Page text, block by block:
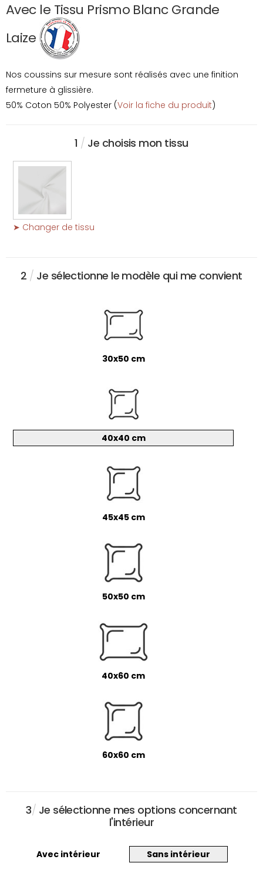
Avec le Tissu Prismo Blanc Grande
Laize
Nos coussins sur mesure sont réalisés avec une finition
fermeture à glissière.
50% Coton 50% Polyester (Voir la fiche du produit)
1 / Je choisis mon tissu
➤ Changer de tissu
2 / Je sélectionne le modèle qui me convient
30x50 cm
40x40 cm
45x45 cm
50x50 cm
40x60 cm
60x60 cm
3/ Je sélectionne mes options concernant
l'intérieur
Avec intérieur Sans intérieur